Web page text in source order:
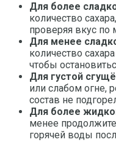
Для более
количество
проверяя вкус по
Для менее
количество
чтобы
Для густой
или слабом огне,
состав не
Для более
менее
горячей воды